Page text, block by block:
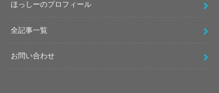
ほっしーのプロフィール
全記事一覧
お問い合わせ